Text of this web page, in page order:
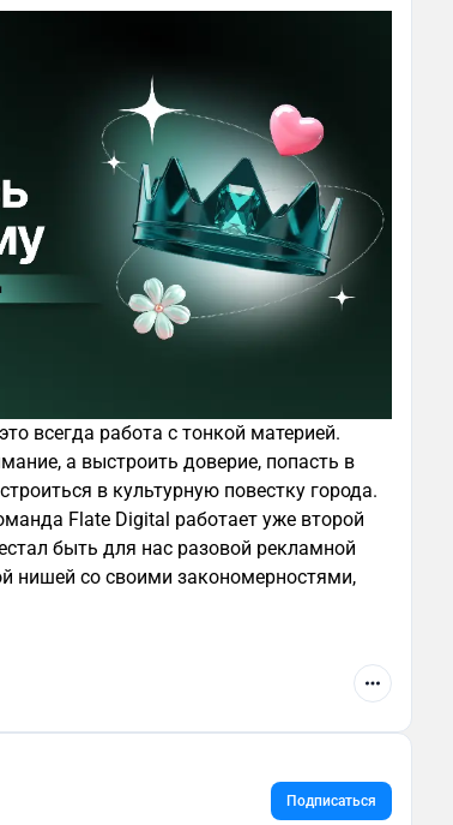
всегда работа с тонкой материей.
а выстроить доверие, попасть в
в культурную повестку города.
Flate Digital работает уже второй
быть для нас разовой рекламной
нишей со своими закономерностями,
Подписаться